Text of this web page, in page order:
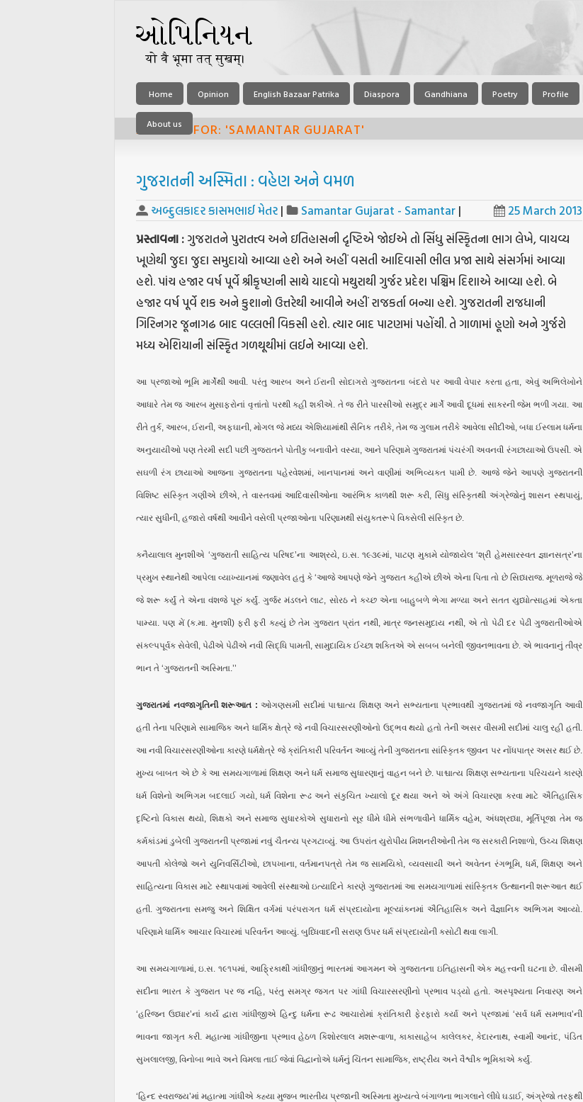
Home Opinion English Bazaar Patrika Diaspora Gandhiana Poetry Profile
About us
ARCHIVE FOR: 'SAMANTAR GUJARAT'
ગુજરાતની અસ્મિતા : વહેણ અને વમળ
અબ્દુલકાદર કાસમભાઈ મેતર | Samantar Gujarat - Samantar |
25 March 2013
પ્રસ્તાવના : ગુજરાતને પુરાતત્ત્વ અને ઇતિહાસની દૃષ્ટિએ જોઈએ તો સિંધુ સંસ્કૃિતના ભાગ લેખે, વાયવ્ય
ખૂણેથી જુદા જુદા સમુદાયો આવ્યા હશે અને અહીં વસતી આદિવાસી ભીલ પ્રજા સાથે સંસર્ગમાં આવ્યા
હશે. પાંચ હજાર વર્ષ પૂર્વે શ્રીકૃષ્ણની સાથે યાદવો મથુરાથી ગુર્જર પ્રદેશ પશ્ચિમ દિશાએ આવ્યા હશે. બે
હજાર વર્ષ પૂર્વે શક અને કુશાનો ઉત્તરેથી આવીને અહીં રાજકર્તા બન્યા હશે. ગુજરાતની રાજધાની
ગિરિનગર જૂનાગઢ બાદ વલ્લભી વિકસી હશે. ત્યાર બાદ પાટણમાં પહોંચી. તે ગાળામાં હૂણો અને ગુર્જરો
મધ્ય એશિયાની સંસ્કૃિત ગળથૂથીમાં લઈને આવ્યા હશે.
આ પ્રજાઓ ભૂમિ માર્ગેથી આવી. પરંતુ આરબ અને ઈરાની સોદાગરો ગુજરાતના બંદરો પર આવી વેપાર કરતા હતા, એવું અભિલેખોને
આધારે તેમ જ આરબ મુસાફરોનાં વૃત્તાંતો પરથી કહી શકીએ. તે જ રીતે પારસીઓ સમુદ્ર માર્ગે આવી દૂધમાં સાકરની જેમ ભળી ગયા. આ
રીતે તુર્ક, આરબ, ઈરાની, અફઘાની, મોગલ જે મધ્ય એશિયામાંથી સૈનિક તરીકે, તેમ જ ગુલામ તરીકે આવેલા સીદીઓ, બધા ઈસ્લામ ધર્મના
અનુયાયીઓ પણ તેરમી સદી પછી ગુજરાતને પોતીકુ બનાવીને વસ્યા, આને પરિણામે ગુજરાતમાં પંચરંગી અવનવી રંગછાયાઓ ઉપસી. એ
સઘળી રંગ છાયાઓ આજના ગુજરાતના પહેરવેશમાં, ખાનપાનમાં અને વાણીમાં અભિવ્યક્ત પામી છે. આજે જેને આપણે ગુજરાતની
વિશિષ્ટ સંસ્કૃિત ગણીએ છીએ, તે વાસ્તવમાં આદિવાસીઓના આરંભિક કાળથી શરૂ કરી, સિંધુ સંસ્કૃિતથી અંગ્રેજોનું શાસન સ્થપાયું,
ત્યાર સુધીની, હજારો વર્ષથી આવીને વસેલી પ્રજાઓના પરિણામથી સંયુક્તરૂપે વિકસેલી સંસ્કૃિત છે.
કનૈયાલાલ મુનશીએ ‘ગુજરાતી સાહિત્ય પરિષદ’ના આશ્રયે, ઇ.સ. ૧૯૩૯માં, પાટણ મુકામે યોજાયેલ ‘શ્રી હેમસારસ્વત જ્ઞાનસત્ર’ના
પ્રમુખ સ્થાનેથી આપેલા વ્યાખ્યાનમાં જણાવેલ હતું કે ‘આજે આપણે જેને ગુજરાત કહીએ છીએ એના પિતા તો છે સિધ્ધરાજ. મૂળરાજે જે
જે શરૂ કર્યું તે એના વંશજે પૂરું કર્યું. ગુર્જર મંડલને લાટ, સોરઠ ને કચ્છ એના બાહુબળે ભેગા મળ્યા અને સતત યુધ્ધોત્સાહમાં એકતા
પામ્યા. પણ મેં (ક.મા. મુનશી) ફરી ફરી કહ્યું છે તેમ ગુજરાત પ્રાંત નથી, માત્ર જનસમુદાય નથી, એ તો પેઢી દર પેઢી ગુજરાતીઓએ
સંકલ્પપૂર્વક સેવેલી, પેઢીએ પેઢીએ નવી સિદ્ધિ પામતી, સામુદાયિક ઈચ્છા શક્તિએ એ સબબ બનેલી જીવનભાવના છે. એ ભાવનાનું તીવ્ર
ભાન તે ‘ગુજરાતની અસ્મિતા.’’
ગુજરાતમાં નવજાગૃતિની શરૂઆત : ઓગણસમી સદીમાં પાશ્ચાત્ય શિક્ષણ અને સભ્યતાના પ્રભાવથી ગુજરાતમાં જે નવજાગૃતિ આવી
હતી તેના પરિણામે સામાજિક અને ધાર્મિક ક્ષેત્રે જે નવી વિચારસરણીઓનો ઉદ્ભવ થયો હતો તેની અસર વીસમી સદીમાં ચાલુ રહી હતી.
આ નવી વિચારસરણીઓના કારણે ધર્મક્ષેત્રે જે ક્રાંતિકારી પરિવર્તન આવ્યું તેની ગુજરાતના સાંસ્કૃિતક જીવન પર નોંધપાત્ર અસર થઈ છે.
મુખ્ય બાબત એ છે કે આ સમયગાળામાં શિક્ષણ અને ધર્મ સમાજ સુધારણાનું વાહન બને છે. પાશ્ચાત્ય શિક્ષણ સભ્યતાના પરિચયને કારણે
ધર્મ વિશેનો અભિગમ બદલાઈ ગયો, ધર્મ વિશેના રૂઢ અને સંકુચિત ખ્યાલો દૂર થયા અને એ અંગે વિચારણા કરવા માટે ઐતિહાસિક
દૃષ્ટિનો વિકાસ થયો, શિક્ષકો અને સમાજ સુધારકોએ સુધારાનો સૂર ધીમે ધીમે સંભળાવીને ધાર્મિક વહેમ, અંધશ્રધ્ધા, મૂર્તિપૂજા તેમ જ
કર્મકાંડમાં ડુબેલી ગુજરાતની પ્રજામાં નવું ચૈતન્ય પ્રગટાવ્યું. આ ઉપરાંત યુરોપીય મિશનરીઓની તેમ જ સરકારી નિશાળો, ઉચ્ચ શિક્ષણ
આપતી કોલેજો અને યુનિવર્સિટીઓ, છાપખાના, વર્તમાનપત્રો તેમ જ સામયિકો, વ્યવસાયી અને અવેતન રંગભૂમિ, ધર્મ, શિક્ષણ અને
સાહિત્યના વિકાસ માટે સ્થાપવામાં આવેલી સંસ્થાઓ ઇત્યાદિને કારણે ગુજરાતમાં આ સમયગાળામાં સાંસ્કૃિતક ઉત્થાનની શરૂઆત થઈ
હતી. ગુજરાતના સમજુ અને શિક્ષિત વર્ગમાં પરંપરાગત ધર્મ સંપ્રદાયોના મૂલ્યાંકનમાં ઐતિહાસિક અને વૈજ્ઞાનિક અભિગમ આવ્યો.
પરિણામે ધાર્મિક આચાર વિચારમાં પરિવર્તન આવ્યું. બુધ્ધિવાદની સરાણ ઉપર ધર્મ સંપ્રદાયોની કસોટી થવા લાગી.
આ સમયગાળામાં, ઇ.સ. ૧૯૧૫માં, આફ્રિકાથી ગાંધીજીનું ભારતમાં આગમન એ ગુજરાતના ઇતિહાસની એક મહત્ત્વની ઘટના છે. વીસમી
સદીના ભારત કે ગુજરાત પર જ નહિ, પરંતુ સમગ્ર જગત પર ગાંધી વિચારસરણીનો પ્રભાવ પડ્યો હતો. અસ્પૃશ્યતા નિવારણ અને
‘હરિજન ઉધ્ધાર’નાં કાર્ય દ્વારા ગાંધીજીએ હિન્દુ ધર્મના રૂઢ આચારોમાં ક્રાંતિકારી ફેરફારો કર્યા અને પ્રજામાં ‘સર્વ ધર્મ સમભાવ’ની
ભાવના જાગૃત કરી. મહાત્મા ગાંધીજીના પ્રભાવ હેઠળ કિશોરલાલ મશરૂવાળા, કાકાસાહેબ કાલેલકર, કેદારનાથ, સ્વામી આનંદ, પંડિત
સુખલાલજી, વિનોબા ભાવે અને વિમલા તાઈ જેવાં વિદ્વાનોએ ધર્મનું ચિંતન સામાજિક, રાષ્ટ્રીય અને વૈશ્વીક ભૂમિકાએ કર્યું.
‘હિન્દ સ્વરાજ્ય’માં મહાત્મા ગાંધીએ કહ્યા મુજબ ભારતીય પ્રજાની અસ્મિતા મુખ્યત્વે બંગાળના ભાગલાને લીધે ઘડાઈ, અંગ્રેજો તરફથી